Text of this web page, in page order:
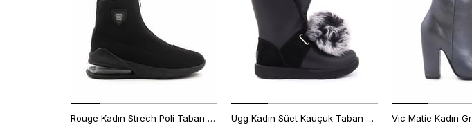
Rouge Kadın Strech Poli Taban Siyah Günlük Bot
Ugg Kadın Süet Kauçuk Taban Siyah Günlük Bot